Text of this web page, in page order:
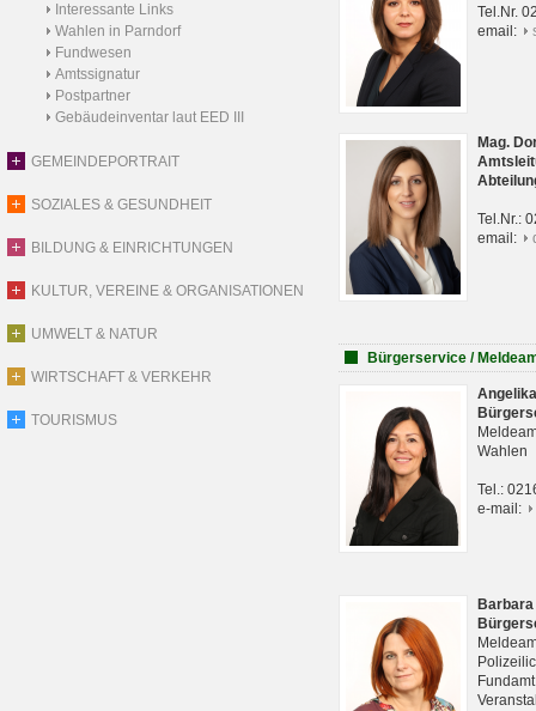
Interessante Links
Wahlen in Parndorf
Fundwesen
Amtssignatur
Postpartner
Gebäudeinventar laut EED III
GEMEINDEPORTRAIT
SOZIALES & GESUNDHEIT
BILDUNG & EINRICHTUNGEN
KULTUR, VEREINE & ORGANISATIONEN
UMWELT & NATUR
WIRTSCHAFT & VERKEHR
TOURISMUS
Tel.Nr.
email:
Mag.
Tel.Nr.:
email:
Bürgerservice /
Wahlen
Tel.:
e-mail: